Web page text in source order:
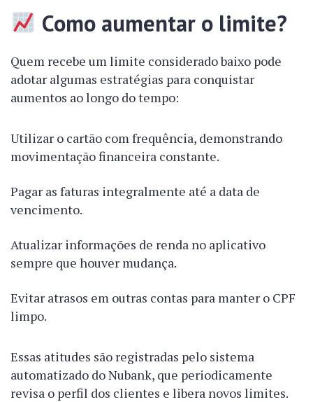
Como aumentar o limite?
Quem recebe um limite considerado baixo pode
adotar algumas estratégias para conquistar
aumentos ao longo do tempo:
Utilizar o cartão com frequência, demonstrando
movimentação financeira constante.
Pagar as faturas integralmente até a data de
vencimento.
Atualizar informações de renda no aplicativo
sempre que houver mudança.
Evitar atrasos em outras contas para manter o CPF
limpo.
Essas atitudes são registradas pelo sistema
automatizado do Nubank, que periodicamente
revisa o perfil dos clientes e libera novos limites.